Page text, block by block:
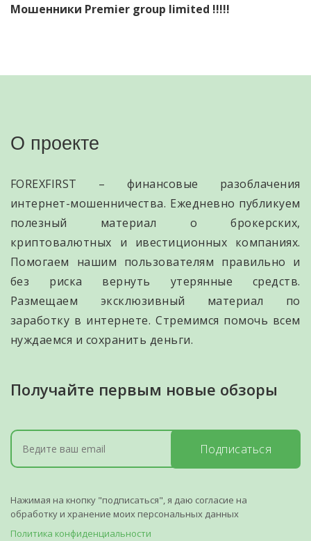
Мошенники Premier group limited !!!!!
О проекте
FOREXFIRST – финансовые разоблачения
интернет-мошенничества. Ежедневно публикуем
полезный материал о брокерских,
криптовалютных и ивестиционных компаниях.
Помогаем нашим пользователям правильно и
без риска вернуть утерянные средств.
Размещаем эксклюзивный материал по
заработку в интернете. Стремимся помочь всем
нуждаемся и сохранить деньги.
Получайте первым новые обзоры
Подписаться
Нажимая на кнопку "подписаться", я даю согласие на
обработку и хранение моих персональных данных
Политика конфиденциальности